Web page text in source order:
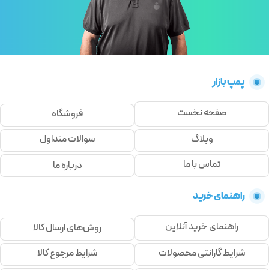
پمپ بازار
صفحه نخست
فروشگاه
وبلاگ
سوالات متداول
تماس با ما
درباره ما
راهنمای خرید
راهنمای خرید آنلاین
روش‌های ارسال کالا
شرایط گارانتی محصولات
شرایط مرجوع کالا